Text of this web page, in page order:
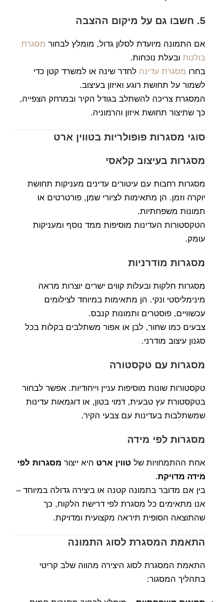
5. חשבו גם על מיקום ההצבה
אם התמונה מיועדת לסלון גדול, מומלץ לבחור מסגרת
בולטת ובעלת נוכחות.
בחרו מסגרת עדינה לחדר שינה או למשרד קטן כדי
לשמור על תחושת רוגע ואיזון בעיצוב.
המסגרת צריכה להשתלב בגודל הקיר ובמרחק הצפייה,
כך שתיצור תחושת איזון והרמוניה.
סוגי מסגרות פופולריות בטווין ארט
מסגרות בעיצוב קלאסי
מסגרות רחבות עם עיטורים עדינים מעניקות תחושת
יוקרה וזמן. הן מתאימות לציורי שמן, פורטרטים או
תמונות משפחתיות.
הטקסטורות העדינות מוסיפות ממד נוסף ומעניקות
עומק.
מסגרות מודרניות
מסגרות חלקות ובעלות קווים ישרים יוצרות מראה
מינימליסטי ונקי. הן מתאימות במיוחד לצילומים
עכשוויים, פוסטרים ותמונות קנבס.
צבעים כמו שחור, לבן או אפור משתלבים בקלות בכל
סגנון עיצוב מודרני.
מסגרות עם טקסטורה
טקסטורות שונות מוסיפות עניין וייחודיות. אפשר לבחור
בטקסטורת עץ טבעית, דמוי בטון, או דוגמאות עדינות
שמשתלבות בעדינות עם צבעי הקיר.
מסגרות לפי מידה
אחת ההתמחויות של טווין ארט היא ייצור מסגרות לפי
מידה מדויקת.
בין אם מדובר בתמונה קטנה או ביצירה גדולה במיוחד –
אנו מתאימים כל מסגרת לפי דרישת הלקוח, כך
שהתוצאה הסופית תיראה מקצועית ומדויקת.
התאמת המסגרת לסוג התמונה
התאמת המסגרת לסוג היצירה מהווה שלב קריטי
בתהליך המסגור: